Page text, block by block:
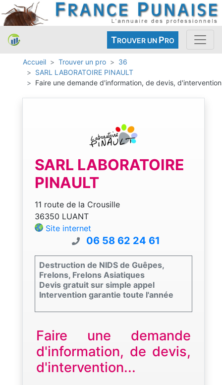
TROUVER UN PRO
Accueil Trouver un pro
36
SARL LABORATOIRE PINAULT
Faire une demande d'information, de devis, d'intervention
SARL LABORATOIRE
PINAULT
11 route de la Crousille
36350 LUANT
Site internet
06 58 62 24 61
Destruction de NIDS de Guêpes,
Frelons, Frelons Asiatiques
Devis gratuit sur simple appel
Intervention garantie toute l'année
Faire une demande
d'information, de devis,
d'intervention...